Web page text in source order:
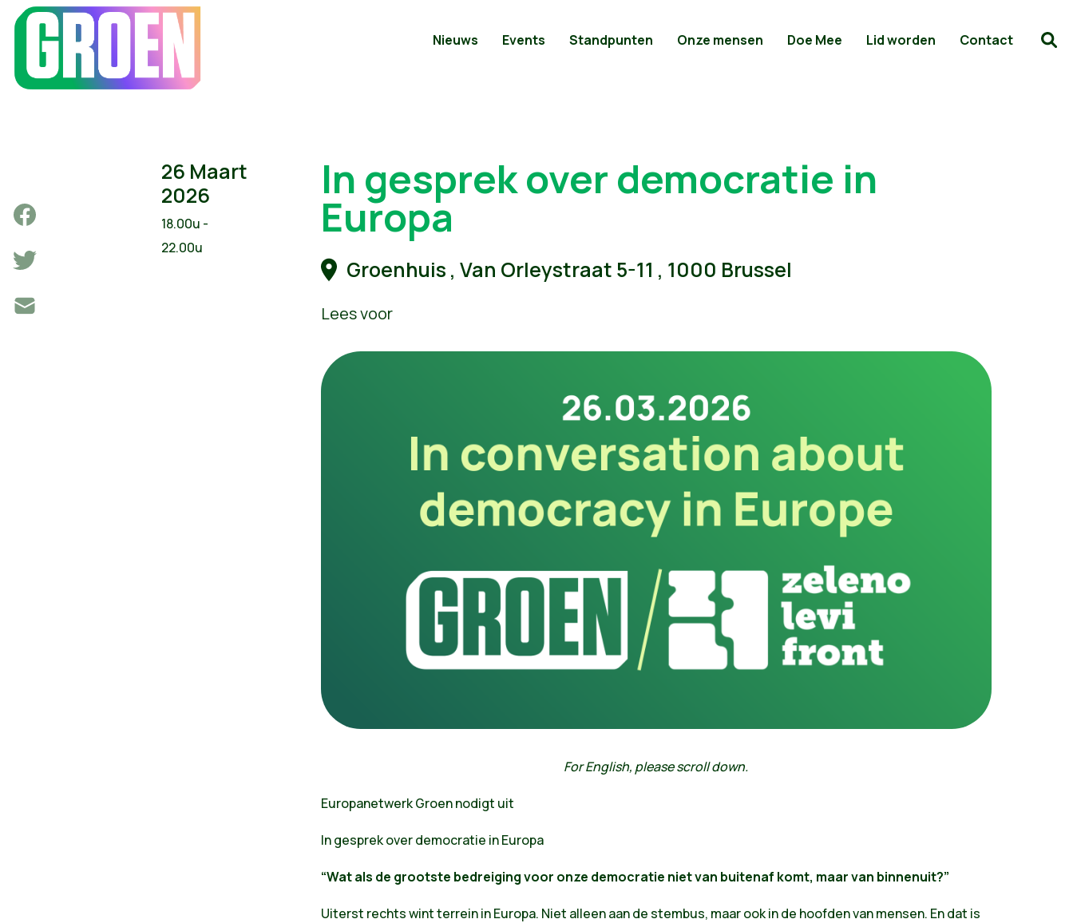
Nieuws Events Standpunten Onze mensen Doe Mee Lid worden Contact
26 Maart
2026
18.00u -
22.00u
In gesprek over democratie in
Europa
Groenhuis , Van Orleystraat 5-11 , 1000 Brussel
Lees voor
For English, please scroll down.
Europanetwerk Groen nodigt uit
In gesprek over democratie in Europa
“Wat als de grootste bedreiging voor onze democratie niet van buitenaf komt, maar van binnenuit?”
Uiterst rechts wint terrein in Europa. Niet alleen aan de stembus, maar ook in de hoofden van mensen. En dat is